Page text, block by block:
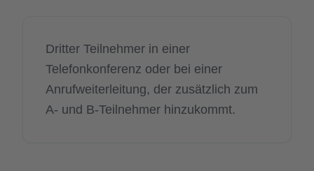
Dritter Teilnehmer in einer
Telefonkonferenz oder bei einer
Anrufweiterleitung, der zusätzlich zum
A- und B-Teilnehmer hinzukommt.